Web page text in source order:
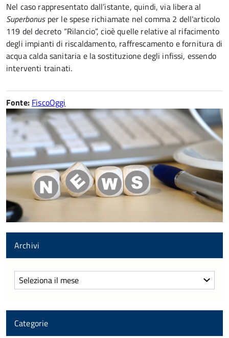
Nel caso rappresentato dall’istante, quindi, via libera al
Superbonusper le spese richiamate nel comma 2 dell’articolo
119 del decreto “Rilancio”, cioè quelle relative al rifacimento
degli impianti di riscaldamento, raffrescamento e fornitura di
acqua calda sanitaria e la sostituzione degli infissi, essendo
interventi trainati.
Fonte: FiscoOggi
Archivi
Archivi
Categorie